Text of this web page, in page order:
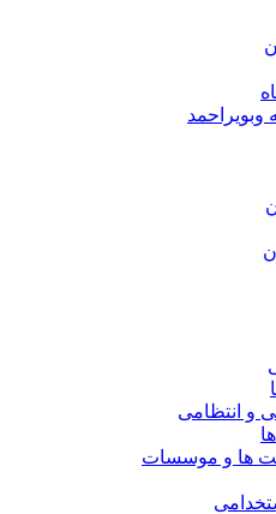
وبویراحمد
و انتظامی
ها و موسسات